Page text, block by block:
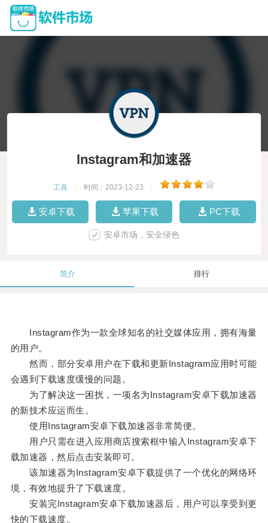
lnstagram和加速器
工具 时间：2023-12-23
安卓下载 苹果下载 PC下载
安卓市场，安全绿色
简介 排行
Instagram作为一款全球知名的社交媒体应用，拥有海量
的用户。
然而，部分安卓用户在下载和更新Instagram应用时可能
会遇到下载速度缓慢的问题。
为了解决这一困扰，一项名为Instagram安卓下载加速器
的新技术应运而生。
使用Instagram安卓下载加速器非常简便。
用户只需在进入应用商店搜索框中输入Instagram安卓下
载加速器，然后点击安装即可。
该加速器为Instagram安卓下载提供了一个优化的网络环
境，有效地提升了下载速度。
安装完Instagram安卓下载加速器后，用户可以享受到更
快的下载速度。